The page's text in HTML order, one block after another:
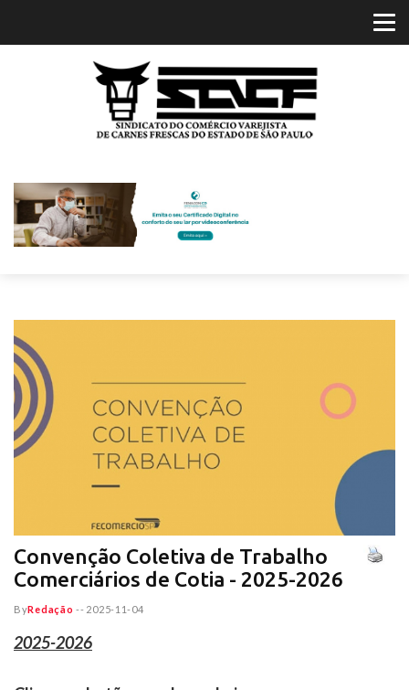
Convenção Coletiva de Trabalho
Comerciários de Cotia - 2025-2026
ByRedação -- 2025-11-04
2025-2026